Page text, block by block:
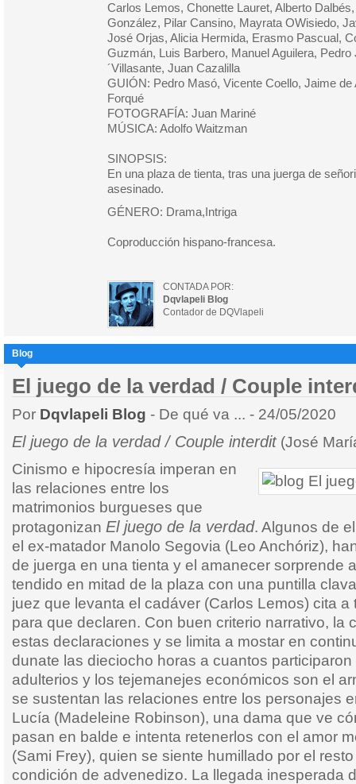
Carlos Lemos, Chonette Lauret, Alberto
González, Pilar Cansino, Mayrata OWisiedo,
José Orjas, Alicia Hermida, Erasmo Pascual,
Guzmán, Luis Barbero, Manuel Aguilera,
´Villasante, Juan Cazalilla
GUIÓN: Pedro Masó, Vicente Coello, Jaime
Forqué
FOTOGRAFÍA: Juan Mariné
MÚSICA: Adolfo Waitzman
SINOPSIS:
En una plaza de tienta, tras una juerga de
asesinado.
GÉNERO: Drama,Intriga
Coproducción hispano-francesa.
CONTADA POR:
Dqvlapeli Blog
Contador de DQVlapeli
Blog
El juego de la verdad / Couple
Por Dqvlapeli Blog - De qué va ... - 24/05/2020
El juego de la verdad / Couple interdit (José
Cinismo e hipocresía imperan en
las relaciones entre los
matrimonios burgueses que
protagonizan El juego de la verdad. Algunos de
el ex-matador Manolo Segovia (Leo Anchóriz),
de juerga en una tienta y el amanecer sorprende
tendido en mitad de la plaza con una puntilla
juez que levanta el cadáver (Carlos Lemos) cita
para que declaren. Con buen criterio narrativo, la
estas declaraciones y se limita a mostar en
dunate las dieciocho horas a cuantos
adulterios y los tejemanejes económicos son el
se sustentan las relaciones entre los personajes
Lucía (Madeleine Robinson), una dama que ve
pasan en balde e intenta retenerlos con el amor
(Sami Frey), quien se siente humillado por el
condición de advenedizo. La llegada inesperada